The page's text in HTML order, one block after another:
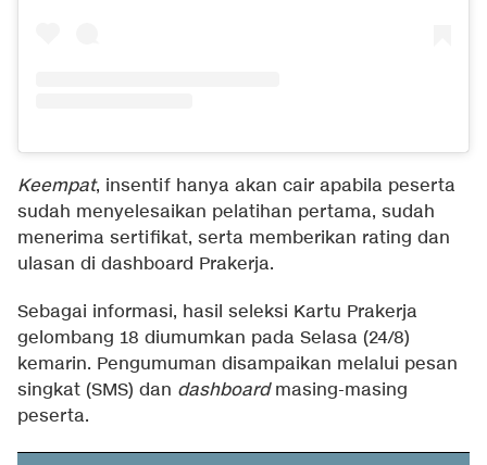
Keempat, insentif hanya akan cair apabila peserta
sudah menyelesaikan pelatihan pertama, sudah
menerima sertifikat, serta memberikan rating dan
ulasan di dashboard Prakerja.
Sebagai informasi, hasil seleksi Kartu Prakerja
gelombang 18 diumumkan pada Selasa (24/8)
kemarin. Pengumuman disampaikan melalui pesan
singkat (SMS) dan dashboardmasing-masing
peserta.